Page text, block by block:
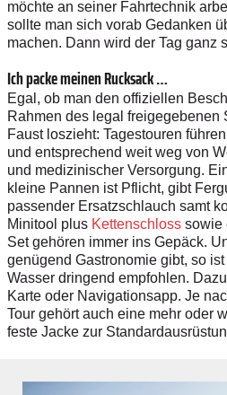
möchte an seiner Fahrtechnik
sollte man sich vorab Gedanken
machen. Dann wird der Tag ganz
Ich packe meinen Rucksack …
Egal, ob man den offiziellen
Rahmen des legal freigegebenen
Faust loszieht: Tagestouren
und entsprechend weit weg von
und medizinischer Versorgung.
kleine Pannen ist Pflicht, gibt
passender Ersatzschlauch samt
Minitool plus Kettenschloss sowie
Set gehören immer ins Gepäck.
genügend Gastronomie gibt, so
Wasser dringend empfohlen.
Karte oder Navigationsapp. Je
Tour gehört auch eine mehr oder
feste Jacke zur